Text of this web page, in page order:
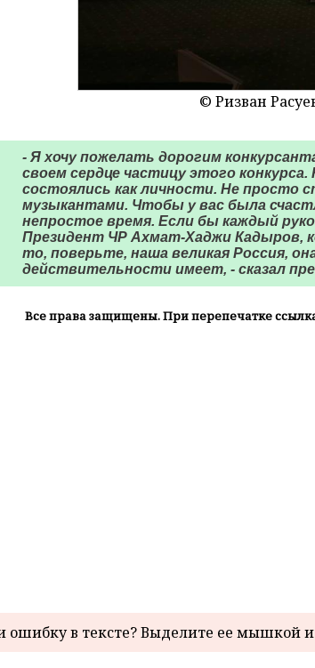
© Ризван
- Я хочу пожелать дорогим
своем сердце частицу этого
состоялись как личности. Не просто
музыкантами. Чтобы у вас была
непростое время. Если бы каждый
Президент ЧР Ахмат-Хаджи Кадыров,
то, поверьте, наша великая Россия,
действительности имеет, - сказал
Все права защищены. При перепечатке
в тексте? Выделите ее мышкой